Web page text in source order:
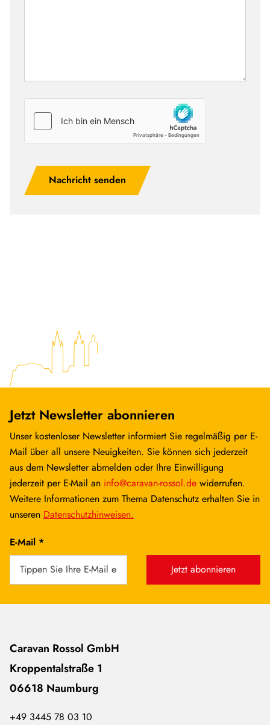
Nachricht senden
Jetzt Newsletter abonnieren
Unser kostenloser Newsletter informiert Sie regelmäßig per E-
Mail über all unsere Neuigkeiten. Sie können sich jederzeit
aus dem Newsletter abmelden oder Ihre Einwilligung
jederzeit per E-Mail an info@caravan-rossol.de widerrufen.
Weitere Informationen zum Thema Datenschutz erhalten Sie in
unseren Datenschutzhinweisen.
E-Mail *
Jetzt abonnieren
Caravan Rossol GmbH
Kroppentalstraße 1
06618 Naumburg
+49 3445 78 03 10